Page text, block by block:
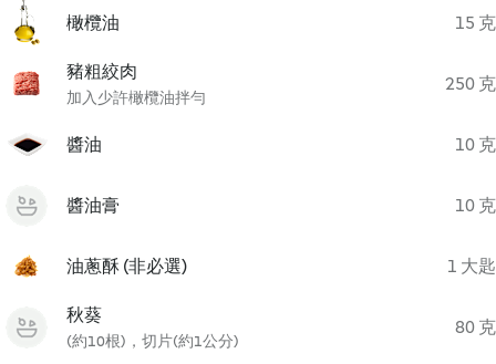
橄欖油 15 克
豬粗絞肉
加入少許橄欖油拌勻
250 克
醬油 10 克
醬油膏 10 克
油蔥酥 (非必選) 1 大匙
秋葵
(約10根)，切片(約1公分)
80 克